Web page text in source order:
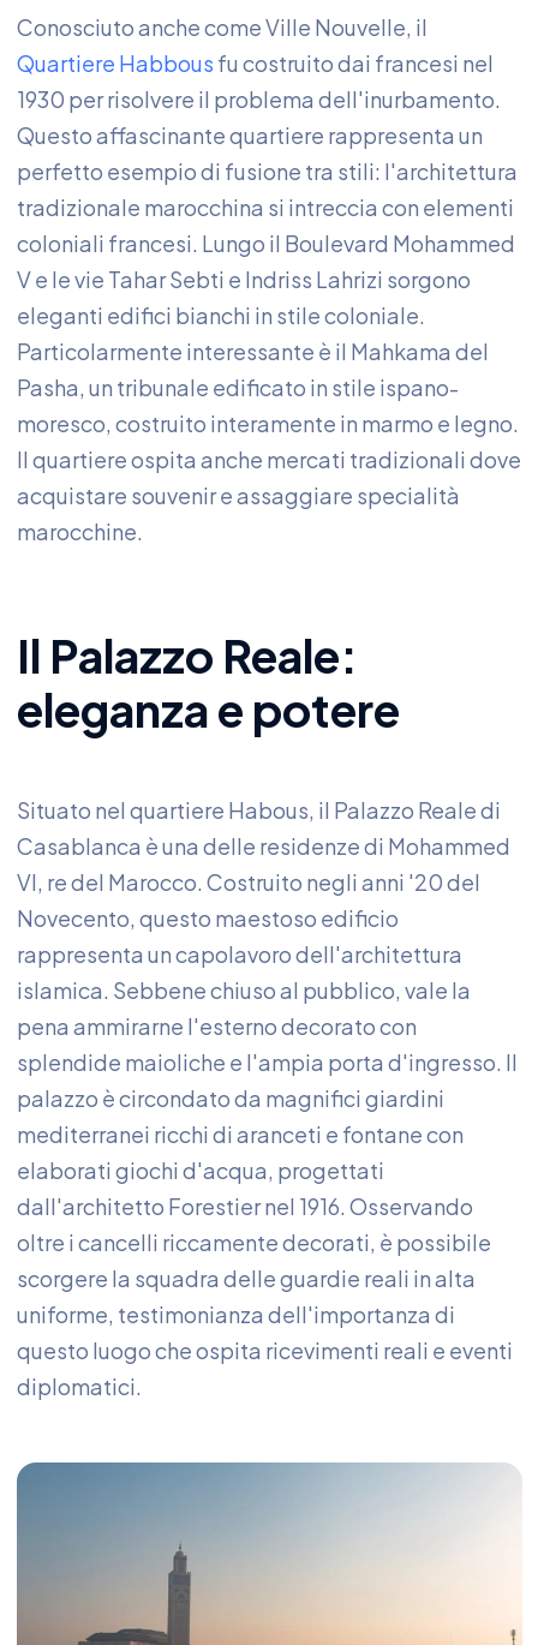
Conosciuto anche come Ville Nouvelle, il
Quartiere Habbous fu costruito dai francesi nel
1930 per risolvere il problema dell'inurbamento.
Questo affascinante quartiere rappresenta un
perfetto esempio di fusione tra stili: l'architettura
tradizionale marocchina si intreccia con elementi
coloniali francesi. Lungo il Boulevard Mohammed
V e le vie Tahar Sebti e Indriss Lahrizi sorgono
eleganti edifici bianchi in stile coloniale.
Particolarmente interessante è il Mahkama del
Pasha, un tribunale edificato in stile ispano-
moresco, costruito interamente in marmo e legno.
Il quartiere ospita anche mercati tradizionali dove
acquistare souvenir e assaggiare specialità
marocchine.
Il Palazzo Reale:
eleganza e potere
Situato nel quartiere Habous, il Palazzo Reale di
Casablanca è una delle residenze di Mohammed
VI, re del Marocco. Costruito negli anni '20 del
Novecento, questo maestoso edificio
rappresenta un capolavoro dell'architettura
islamica. Sebbene chiuso al pubblico, vale la
pena ammirarne l'esterno decorato con
splendide maioliche e l'ampia porta d'ingresso. Il
palazzo è circondato da magnifici giardini
mediterranei ricchi di aranceti e fontane con
elaborati giochi d'acqua, progettati
dall'architetto Forestier nel 1916. Osservando
oltre i cancelli riccamente decorati, è possibile
scorgere la squadra delle guardie reali in alta
uniforme, testimonianza dell'importanza di
questo luogo che ospita ricevimenti reali e eventi
diplomatici.